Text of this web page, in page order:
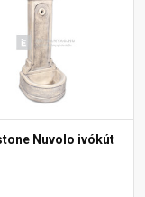
Nuvolo ivókút